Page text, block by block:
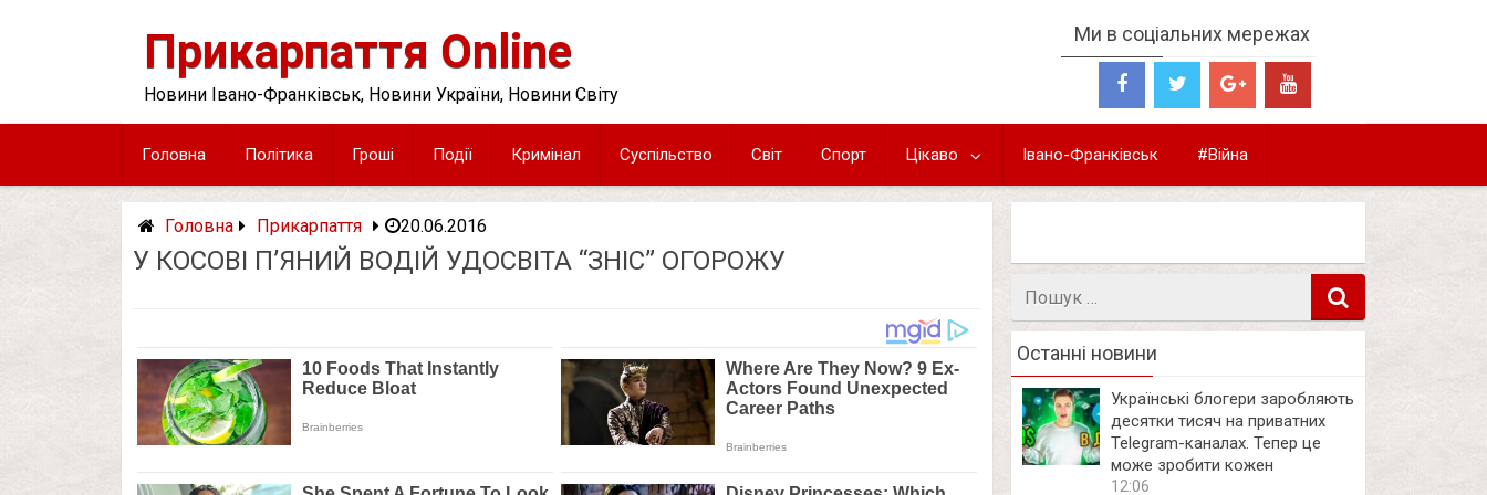
Прикарпаття Online
Новини Івано-Франківськ, Новини України, Новини Світу
Ми в соціальних мережах
Головна Політика Гроші Події Кримінал Суспільство Світ Спорт Цікаво Івано-Франківськ #Війна
Головна Прикарпаття 20.06.2016
У КОСОВІ П’ЯНИЙ ВОДІЙ УДОСВІТА “ЗНІС” ОГОРОЖУ
Останні новини
Українські блогери заробляють
десятки тисяч на приватних
Telegram-каналах. Тепер це
може зробити кожен
12:06